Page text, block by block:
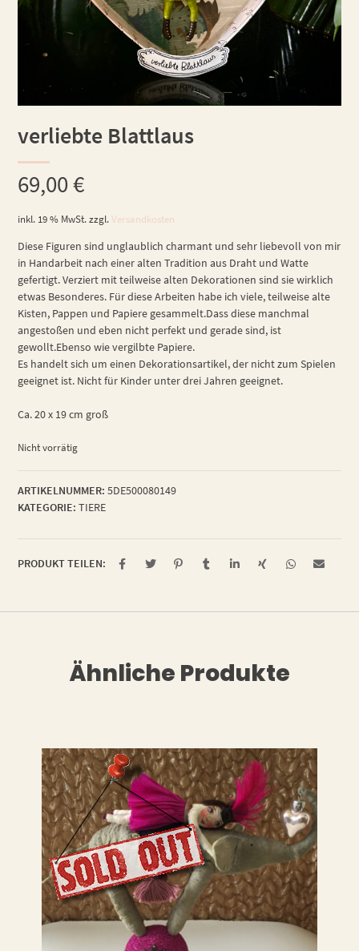
verliebte Blattlaus
69,00€
inkl. 19 % MwSt. zzgl.Versandkosten
Diese Figuren sind unglaublich charmant und sehr liebevoll von mir
in Handarbeit nach einer alten Tradition aus Draht und Watte
gefertigt. Verziert mit teilweise alten Dekorationen sind sie wirklich
etwas Besonderes. Für diese Arbeiten habe ich viele, teilweise alte
Kisten, Pappen und Papiere gesammelt.Dass diese manchmal
angestoßen und eben nicht perfekt und gerade sind, ist
gewollt.Ebenso wie vergilbte Papiere.
Es handelt sich um einen Dekorationsartikel, der nicht zum Spielen
geeignet ist. Nicht für Kinder unter drei Jahren geeignet.
Ca. 20 x 19 cm groß
Nicht vorrätig
ARTIKELNUMMER: 5DE500080149
KATEGORIE: TIERE
PRODUKT TEILEN:
Ähnliche Produkte